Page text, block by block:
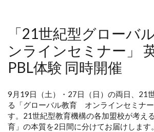
「21世紀型グローバ
ンラインセミナー」
PBL体験 同時開催
9月19日（土）・27日（日）の両日、21
る「グローバル教育 オンラインセミナ
す。21世紀型教育機構の各加盟校が考え
育」の本質を2日間に分けてお届けします。